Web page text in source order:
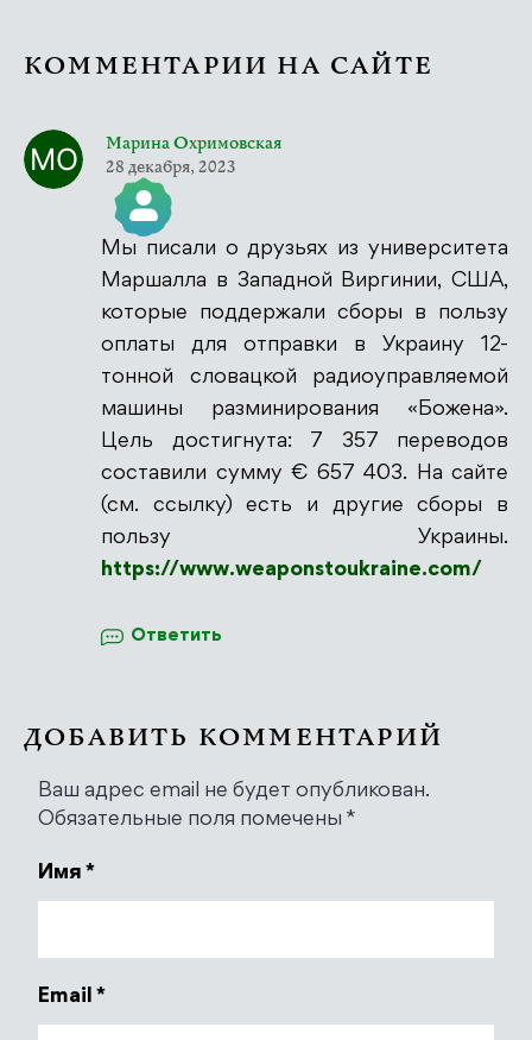
КОММЕНТАРИИ НА САЙТЕ
Марина Охримовская
28 декабря, 2023
Значок &quot;Реальный человек&quot;
Антиспам от CleanTalk
Мы писали о друзьях из университета
Маршалла в Западной Виргинии, США,
которые поддержали сборы в пользу
оплаты для отправки в Украину 12-
тонной словацкой радиоуправляемой
машины разминирования «Божена».
Цель достигнута: 7 357 переводов
составили сумму € 657 403. На сайте
(см. ссылку) есть и другие сборы в
пользу Украины.
https://www.weaponstoukraine.com/
Ответить
ДОБАВИТЬ КОММЕНТАРИЙ
Ваш адрес email не будет опубликован.
Обязательные поля помечены *
Имя *
Email *